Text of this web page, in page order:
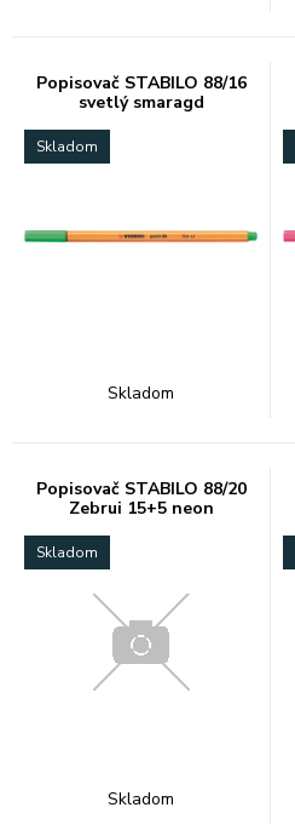
Popisovač STABILO 88/16
svetlý smaragd
Skladom
Skladom
Popisovač STABILO 88/20
Zebrui 15+5 neon
Skladom
Skladom